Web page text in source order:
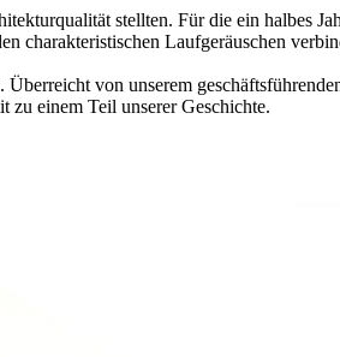
stellten. Für die ein halbes
Laufgeräuschen
von unserem
zu einem Teil unserer Geschichte.